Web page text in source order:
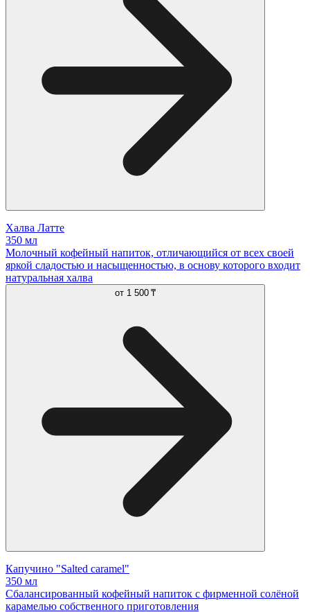
Халва Латте
350 мл
Молочный кофейный напиток, отличающийся от всех своей
яркой сладостью и насыщенностью, в основу которого входит
натуральная халва
от 1 500 ₸
Капучино "Salted caramel"
350 мл
Сбалансированный кофейный напиток с фирменной солёной
карамелью собственного приготовления